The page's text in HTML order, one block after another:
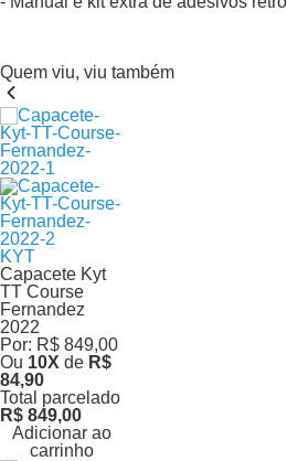
Quem viu, viu também
KYT
Capacete Kyt
TT Course
Fernandez
2022
Por: R$ 849,00
Ou 10X de R$
84,90
Total parcelado
R$ 849,00
Adicionar ao
carrinho